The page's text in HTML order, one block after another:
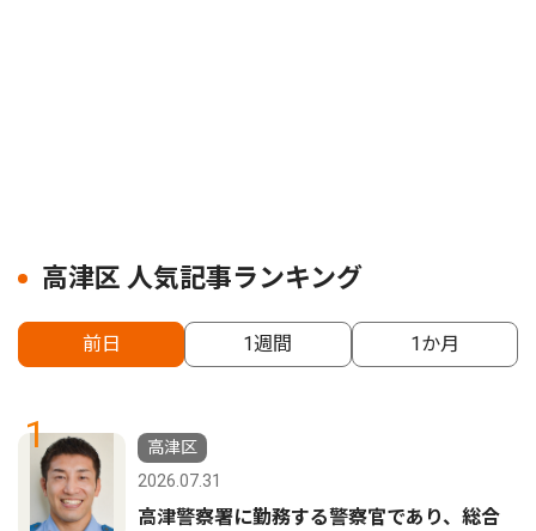
高津区 人気記事ランキング
前日 1週間 1か月
1
高津区
2026.07.31
高津警察署に勤務する警察官であり、総合